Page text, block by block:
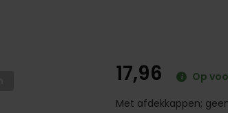
17,96
Op
Met afdekkappen;